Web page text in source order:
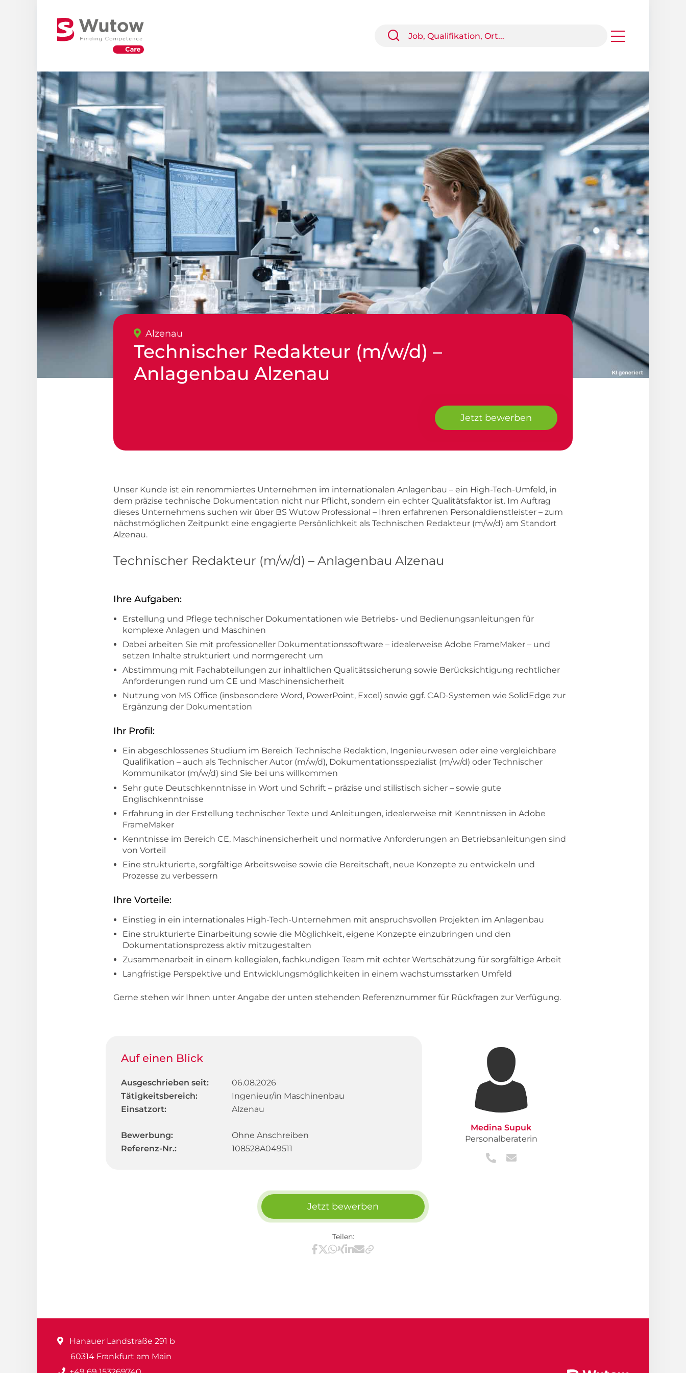
Alzenau
Technischer Redakteur (m/w/d) –
Anlagenbau Alzenau
Jetzt bewerben
Unser Kunde ist ein renommiertes Unternehmen im internationalen Anlagenbau – ein High-Tech-Umfeld, in
dem präzise technische Dokumentation nicht nur Pflicht, sondern ein echter Qualitätsfaktor ist. Im Auftrag
dieses Unternehmens suchen wir über BS Wutow Professional – Ihren erfahrenen Personaldienstleister – zum
nächstmöglichen Zeitpunkt eine engagierte Persönlichkeit als Technischen Redakteur (m/w/d) am Standort
Alzenau.
Technischer Redakteur (m/w/d) – Anlagenbau Alzenau
Ihre Aufgaben:
Erstellung und Pflege technischer Dokumentationen wie Betriebs- und Bedienungsanleitungen für
komplexe Anlagen und Maschinen
Dabei arbeiten Sie mit professioneller Dokumentationssoftware – idealerweise Adobe FrameMaker – und
setzen Inhalte strukturiert und normgerecht um
Abstimmung mit Fachabteilungen zur inhaltlichen Qualitätssicherung sowie Berücksichtigung rechtlicher
Anforderungen rund um CE und Maschinensicherheit
Nutzung von MS Office (insbesondere Word, PowerPoint, Excel) sowie ggf. CAD-Systemen wie SolidEdge zur
Ergänzung der Dokumentation
Ihr Profil:
Ein abgeschlossenes Studium im Bereich Technische Redaktion, Ingenieurwesen oder eine vergleichbare
Qualifikation – auch als Technischer Autor (m/w/d), Dokumentationsspezialist (m/w/d) oder Technischer
Kommunikator (m/w/d) sind Sie bei uns willkommen
Sehr gute Deutschkenntnisse in Wort und Schrift – präzise und stilistisch sicher – sowie gute
Englischkenntnisse
Erfahrung in der Erstellung technischer Texte und Anleitungen, idealerweise mit Kenntnissen in Adobe
FrameMaker
Kenntnisse im Bereich CE, Maschinensicherheit und normative Anforderungen an Betriebsanleitungen sind
von Vorteil
Eine strukturierte, sorgfältige Arbeitsweise sowie die Bereitschaft, neue Konzepte zu entwickeln und
Prozesse zu verbessern
Ihre Vorteile:
Einstieg in ein internationales High-Tech-Unternehmen mit anspruchsvollen Projekten im Anlagenbau
Eine strukturierte Einarbeitung sowie die Möglichkeit, eigene Konzepte einzubringen und den
Dokumentationsprozess aktiv mitzugestalten
Zusammenarbeit in einem kollegialen, fachkundigen Team mit echter Wertschätzung für sorgfältige Arbeit
Langfristige Perspektive und Entwicklungsmöglichkeiten in einem wachstumsstarken Umfeld
Gerne stehen wir Ihnen unter Angabe der unten stehenden Referenznummer für Rückfragen zur Verfügung.
Auf einen Blick
Ausgeschrieben seit:
06.08.2026
Tätigkeitsbereich:
Ingenieur/in Maschinenbau
Einsatzort:
Alzenau
Bewerbung:
Ohne Anschreiben
Referenz-Nr.:
108528A049511
Medina Supuk
Personalberaterin
Jetzt bewerben
Teilen:
Teilen via Facebook
Teilen via X / Twitter
Teilen via WhatsApp
Teilen via Xing
Teilen via LinkedIn
Teilen via E-Mail
Hanauer Landstraße 291 b
60314 Frankfurt am Main